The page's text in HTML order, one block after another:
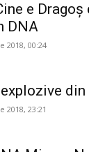
e
DNA
2018, 00:24
din
2018, 23:21